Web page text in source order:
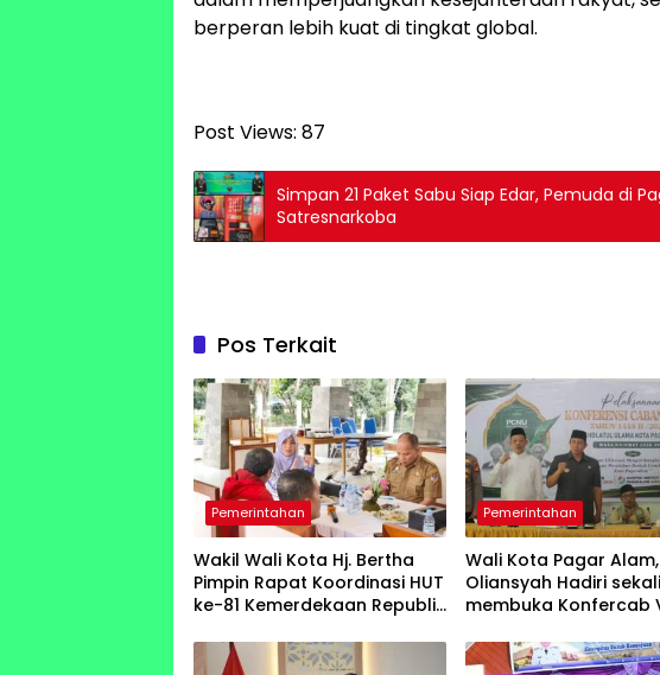
berperan lebih kuat di tingkat global.
Post Views: 87
Simpan 21 Paket Sabu Siap Edar, Pemuda di
Satresnarkoba
Pos Terkait
Pemerintahan
Wakil Wali Kota Hj. Bertha
Pimpin ​Rapat Koordinasi HUT
ke-81 Kemerdekaan Republik
Pemerintahan
Wali Kota Pagar Alam,
Oliansyah Hadiri
membuka Konfercab